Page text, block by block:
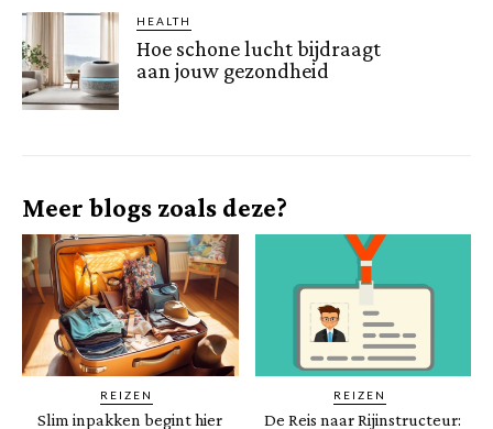
HEALTH
Hoe schone lucht bijdraagt
aan jouw gezondheid
Meer blogs zoals deze?
REIZEN
Slim inpakken begint hier
REIZEN
De Reis naar Rijinstructeur: